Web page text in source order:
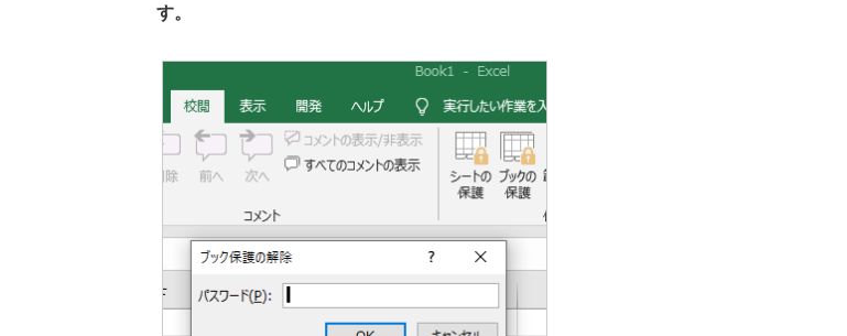
す。